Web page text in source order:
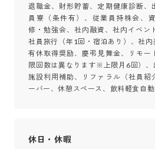
退職金、財形貯蓄、定期健康診断、
員寮（条件有）、従業員持株会、
修・勉強会、社内融資、社内イベン
社員旅行（年1回・宿泊あり）、社内
有休取得奨励、慶弔見舞金、リモー
限回数は異なります※上限月6回）、
施設利用補助、リファラル（社員紹
ーバー、休憩スペース、飲料軽食自
休日・休暇